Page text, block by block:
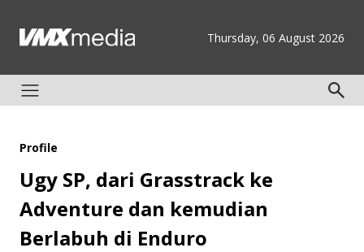
Thursday, 06 August 2026
Profile
Ugy SP, dari Grasstrack ke
Adventure dan kemudian
Berlabuh di Enduro